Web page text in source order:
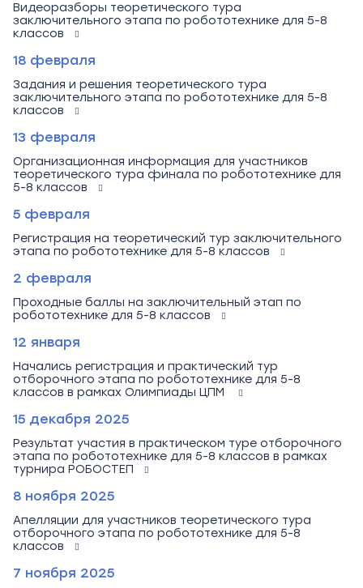
Видеоразборы теоретического тура
заключительного этапа по робототехнике для 5-8
классов
18 февраля
Задания и решения теоретического тура
заключительного этапа по робототехнике для 5-8
классов
13 февраля
Организационная информация для участников
теоретического тура финала по робототехнике для
5-8 классов
5 февраля
Регистрация на теоретический тур заключительного
этапа по робототехнике для 5-8 классов
2 февраля
Проходные баллы на заключительный этап по
робототехнике для 5-8 классов
12 января
Начались регистрация и практический тур
отборочного этапа по робототехнике для 5-8
классов в рамках Олимпиады ЦПМ
15 декабря 2025
Результат участия в практическом туре отборочного
этапа по робототехнике для 5-8 классов в рамках
турнира РОБОСТЕП
8 ноября 2025
Апелляции для участников теоретического тура
отборочного этапа по робототехнике для 5-8
классов
7 ноября 2025